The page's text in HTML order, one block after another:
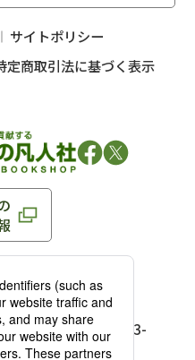
町 1-3-13 8F
3263-3116
千代田区平河町1-3-
］
サイトポリシー
定商取引法に基づく表示